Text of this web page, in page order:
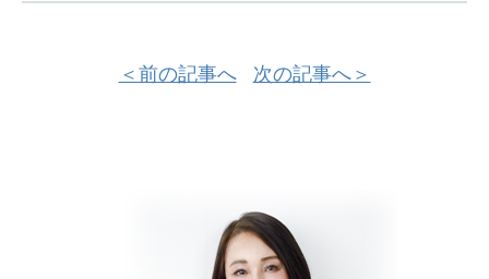
＜前の記事へ 次の記事へ＞